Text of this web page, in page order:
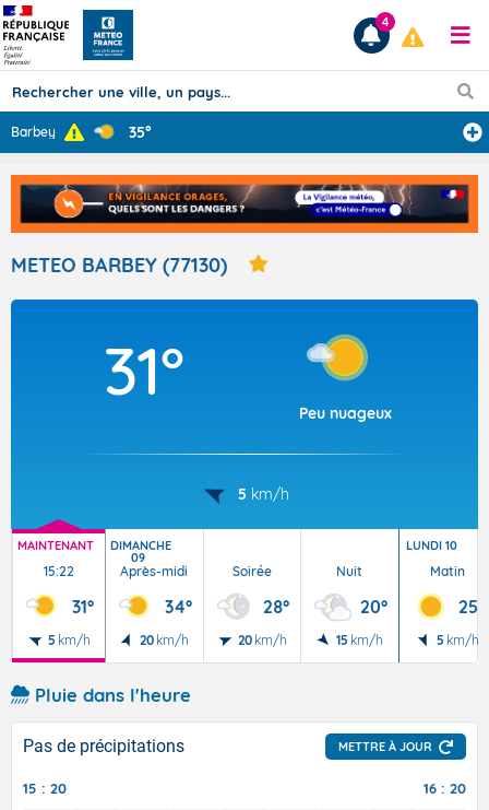
Prévisions
TOUS LES RÉSULTATS
Articles
4
Barbey 35°
METEO BARBEY (77130)
31°
Peu nuageux
5 km/h
MAINTENANT
15:22
31°
5 km/h
DIMANCHE
09
Après-midi
34°
20 km/h
Soirée
28°
20 km/h
Nuit
20°
15 km/h
LUNDI 10
Matin
25°
5 km/h
Pluie dans l'heure
Pas de précipitations METTRE À JOUR
15 : 20 16 : 20